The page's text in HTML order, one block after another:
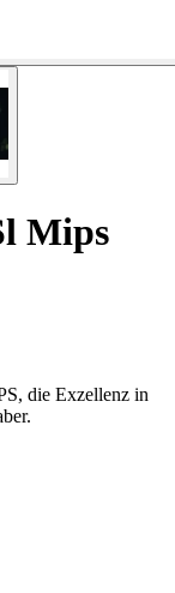
Mips
die Exzellenz in